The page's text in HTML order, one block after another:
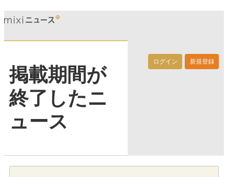
ログイン 新規登録
掲載期間が
終了したニ
ュース